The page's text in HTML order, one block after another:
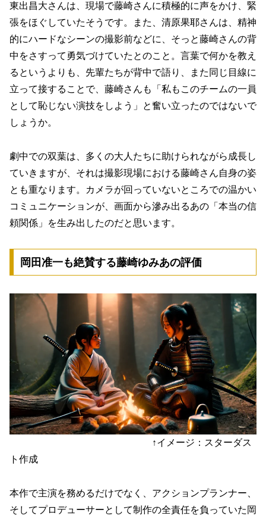
東出昌大さんは、現場で藤崎さんに積極的に声をかけ、緊
張をほぐしていたそうです。また、清原果耶さんは、精神
的にハードなシーンの撮影前などに、そっと藤崎さんの背
中をさすって勇気づけていたとのこと。言葉で何かを教え
るというよりも、先輩たちが背中で語り、また同じ目線に
立って接することで、藤崎さんも「私もこのチームの一員
として恥じない演技をしよう」と奮い立ったのではないで
しょうか。
劇中での双葉は、多くの大人たちに助けられながら成長し
ていきますが、それは撮影現場における藤崎さん自身の姿
とも重なります。カメラが回っていないところでの温かい
コミュニケーションが、画面から滲み出るあの「本当の信
頼関係」を生み出したのだと思います。
岡田准一も絶賛する藤崎ゆみあの評価
↑イメージ：スターダス
ト作成
本作で主演を務めるだけでなく、アクションプランナー、
そしてプロデューサーとして制作の全責任を負っていた岡